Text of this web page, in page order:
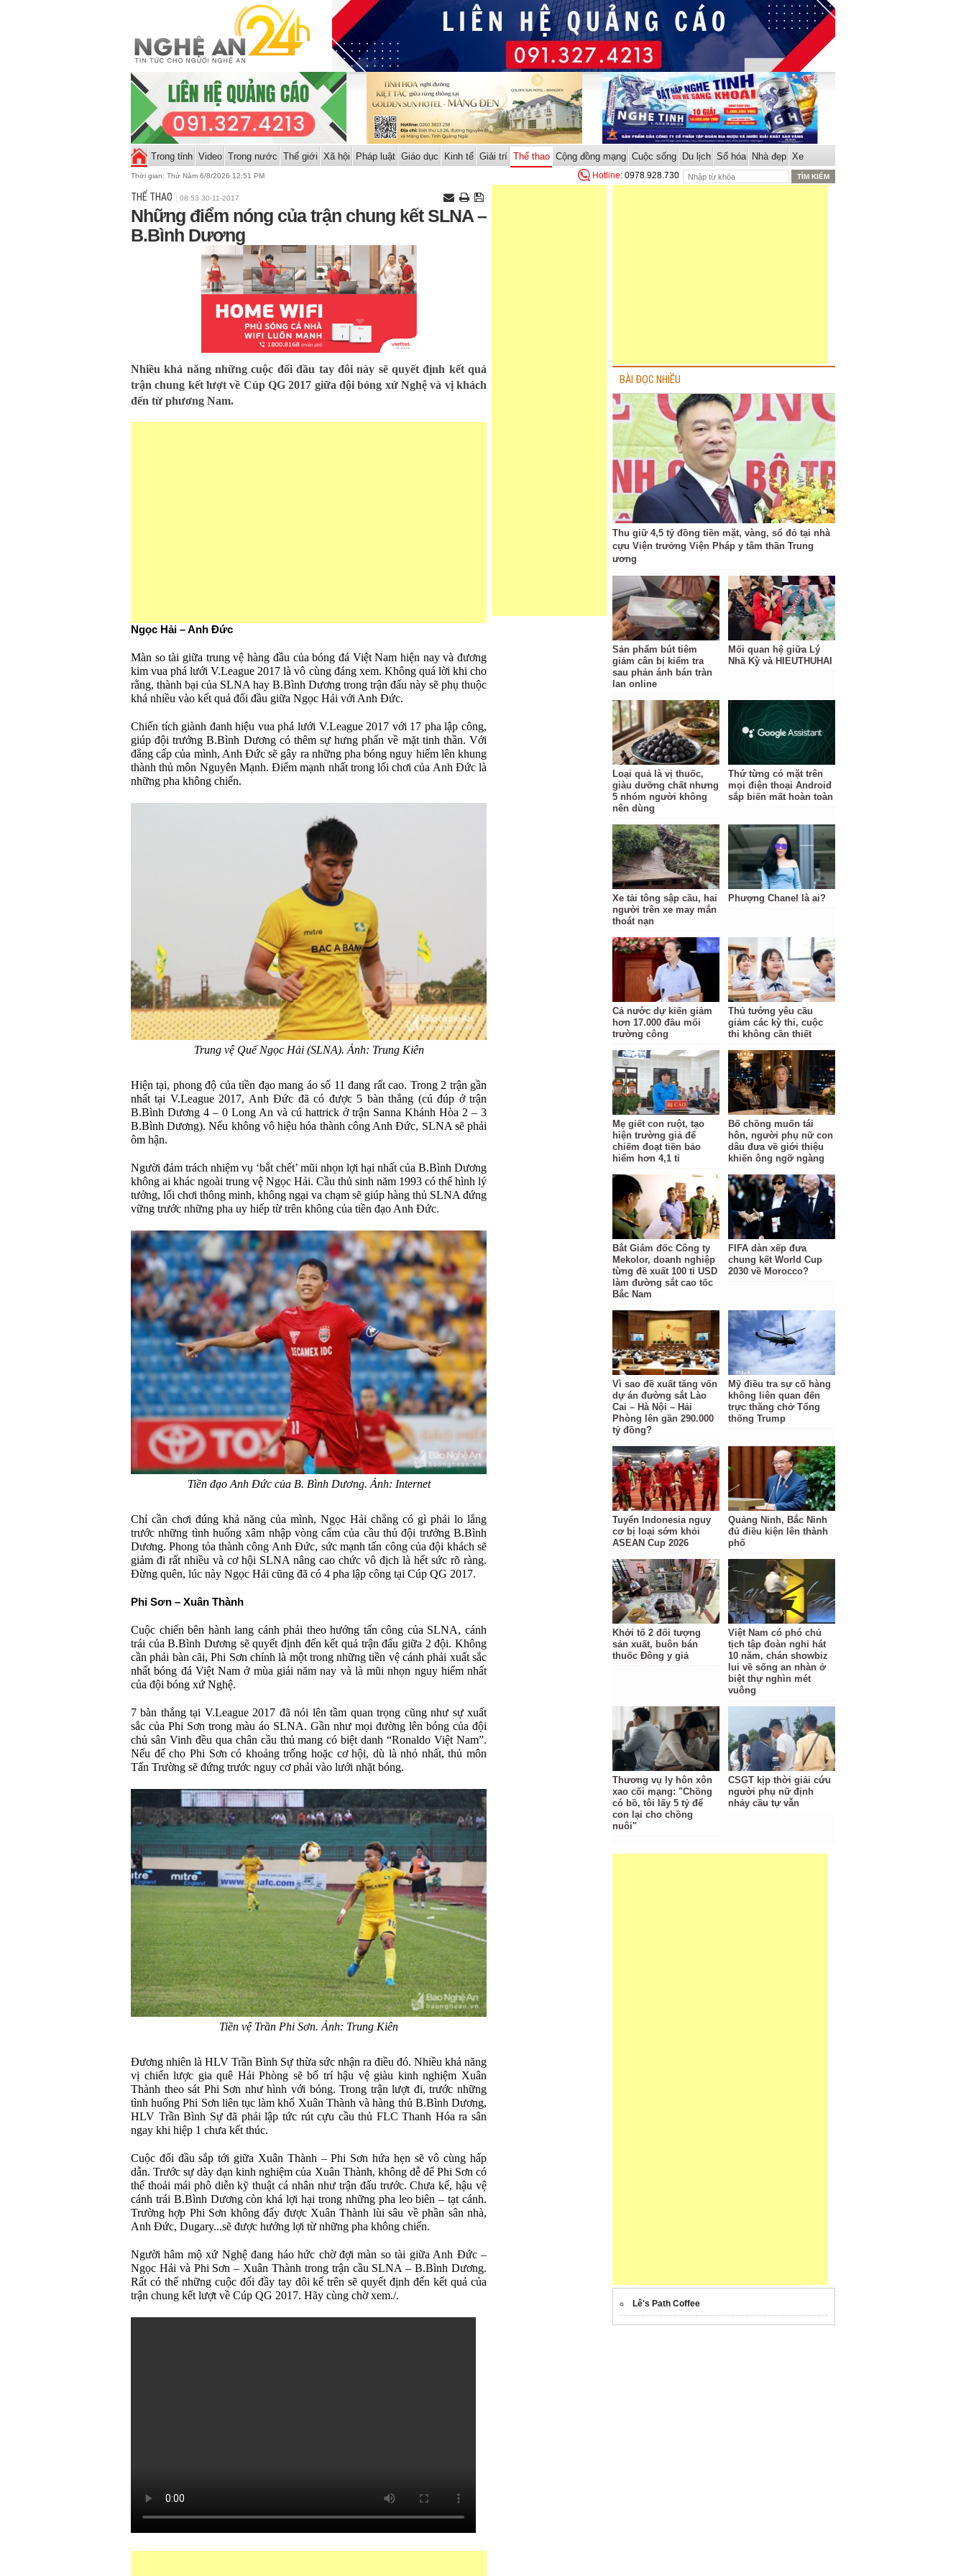
Trong tỉnh Video Trong nước Thế giới Xã hội Pháp luật Giáo dục Kinh tế Giải trí Thể thao Cộng đồng mạng Cuộc sống Du lịch Số hóa Nhà đẹp Xe
Thời gian: Thứ Năm 6/8/2026 12:51 PM Hotline: 0978.928.730
THỂ THAO 08:53 30-11-2017
Những điểm nóng của trận chung kết SLNA –
B.Bình Dương
Nhiều khả năng những cuộc đối đầu tay đôi này sẽ quyết định kết quả
trận chung kết lượt về Cúp QG 2017 giữa đội bóng xứ Nghệ và vị khách
đến từ phương Nam.
Ngọc Hải – Anh Đức
Màn so tài giữa trung vệ hàng đầu của bóng đá Việt Nam hiện nay và đương
kim vua phá lưới V.League 2017 là vô cùng đáng xem. Không quá lời khi cho
rằng, thành bại của SLNA hay B.Bình Dương trong trận đấu này sẽ phụ thuộc
khá nhiều vào kết quả đối đầu giữa Ngọc Hải với Anh Đức.
Chiến tích giành đanh hiệu vua phá lưới V.League 2017 với 17 pha lập công,
giúp đội trưởng B.Bình Dương có thêm sự hưng phấn về mặt tinh thần. Với
đẳng cấp của mình, Anh Đức sẽ gây ra những pha bóng nguy hiểm lên khung
thành thủ môn Nguyên Mạnh. Điểm mạnh nhất trong lối chơi của Anh Đức là
những pha không chiến.
Trung vệ Quế Ngọc Hải (SLNA). Ảnh: Trung Kiên
Hiện tại, phong độ của tiền đạo mang áo số 11 đang rất cao. Trong 2 trận gần
nhất tại V.League 2017, Anh Đức đã có được 5 bàn thắng (cú đúp ở trận
B.Bình Dương 4 – 0 Long An và cú hattrick ở trận Sanna Khánh Hòa 2 – 3
B.Bình Dương). Nếu không vô hiệu hóa thành công Anh Đức, SLNA sẽ phải
ôm hận.
Người đảm trách nhiệm vụ ‘bắt chết’ mũi nhọn lợi hại nhất của B.Bình Dương
không ai khác ngoài trung vệ Ngọc Hải. Cầu thủ sinh năm 1993 có thể hình lý
tưởng, lối chơi thông minh, không ngại va chạm sẽ giúp hàng thủ SLNA đứng
vững trước những pha uy hiếp từ trên không của tiền đạo Anh Đức.
Tiền đạo Anh Đức của B. Bình Dương. Ảnh: Internet
Chỉ cần chơi đúng khả năng của mình, Ngọc Hải chẳng có gì phải lo lắng
trước những tình huống xâm nhập vòng cấm của cầu thủ đội trưởng B.Bình
Dương. Phong tỏa thành công Anh Đức, sức mạnh tấn công của đội khách sẽ
giảm đi rất nhiều và cơ hội SLNA nâng cao chức vô địch là hết sức rõ ràng.
Đừng quên, lúc này Ngọc Hải cũng đã có 4 pha lập công tại Cúp QG 2017.
Phi Sơn – Xuân Thành
Cuộc chiến bên hành lang cánh phải theo hướng tấn công của SLNA, cánh
trái của B.Bình Dương sẽ quyết định đến kết quả trận đấu giữa 2 đội. Không
cần phải bàn cãi, Phi Sơn chính là một trong những tiền vệ cánh phải xuất sắc
nhất bóng đá Việt Nam ở mùa giải năm nay và là mũi nhọn nguy hiểm nhất
của đội bóng xứ Nghệ.
7 bàn thắng tại V.League 2017 đã nói lên tầm quan trọng cũng như sự xuất
sắc của Phi Sơn trong màu áo SLNA. Gần như mọi đường lên bóng của đội
chủ sân Vinh đều qua chân cầu thủ mang có biệt danh “Ronaldo Việt Nam”.
Nếu để cho Phi Sơn có khoảng trống hoặc cơ hội, dù là nhỏ nhất, thủ môn
Tấn Trường sẽ đứng trước nguy cơ phải vào lưới nhặt bóng.
Tiền vệ Trần Phi Sơn. Ảnh: Trung Kiên
Đương nhiên là HLV Trần Bình Sự thừa sức nhận ra điều đó. Nhiều khả năng
vị chiến lược gia quê Hải Phòng sẽ bố trí hậu vệ giàu kinh nghiệm Xuân
Thành theo sát Phi Sơn như hình với bóng. Trong trận lượt đi, trước những
tình huống Phi Sơn liên tục làm khổ Xuân Thành và hàng thủ B.Bình Dương,
HLV Trần Bình Sự đã phải lập tức rút cựu cầu thủ FLC Thanh Hóa ra sân
ngay khi hiệp 1 chưa kết thúc.
Cuộc đối đầu sắp tới giữa Xuân Thành – Phi Sơn hứa hẹn sẽ vô cùng hấp
dẫn. Trước sự dày dạn kinh nghiệm của Xuân Thành, không dễ để Phi Sơn có
thể thoải mái phô diễn kỹ thuật cá nhân như trận đấu trước. Chưa kể, hậu vệ
cánh trái B.Bình Dương còn khá lợi hại trong những pha leo biên – tạt cánh.
Trường hợp Phi Sơn không đẩy được Xuân Thành lùi sâu về phần sân nhà,
Anh Đức, Dugary...sẽ được hưởng lợi từ những pha không chiến.
Người hâm mộ xứ Nghệ đang háo hức chờ đợi màn so tài giữa Anh Đức –
Ngọc Hải và Phi Sơn – Xuân Thành trong trận cầu SLNA – B.Bình Dương.
Rất có thể những cuộc đối đầy tay đôi kể trên sẽ quyết định đến kết quả của
trận chung kết lượt về Cúp QG 2017. Hãy cùng chờ xem./.
BÀI ĐỌC NHIỀU
Thu giữ 4,5 tỷ đồng tiền mặt, vàng, sổ đỏ tại nhà
cựu Viện trưởng Viện Pháp y tâm thần Trung
ương
Sản phẩm bút tiêm
giảm cân bị kiểm tra
sau phản ánh bán tràn
lan online
Mối quan hệ giữa Lý
Nhã Kỳ và HIEUTHUHAI
Loại quả là vị thuốc,
giàu dưỡng chất nhưng
5 nhóm người không
nên dùng
Thứ từng có mặt trên
mọi điện thoại Android
sắp biến mất hoàn toàn
Xe tải tông sập cầu, hai
người trên xe may mắn
thoát nạn
Phượng Chanel là ai?
Cả nước dự kiến giảm
hơn 17.000 đầu mối
trường công
Thủ tướng yêu cầu
giảm các kỳ thi, cuộc
thi không cần thiết
Mẹ giết con ruột, tạo
hiện trường giả để
chiếm đoạt tiền bảo
hiểm hơn 4,1 tỉ
Bố chồng muốn tái
hôn, người phụ nữ con
dâu đưa về giới thiệu
khiến ông ngỡ ngàng
Bắt Giám đốc Công ty
Mekolor, doanh nghiệp
từng đề xuất 100 tỉ USD
làm đường sắt cao tốc
Bắc Nam
FIFA dàn xếp đưa
chung kết World Cup
2030 về Morocco?
Vì sao đề xuất tăng vốn
dự án đường sắt Lào
Cai – Hà Nội – Hải
Phòng lên gần 290.000
tỷ đồng?
Mỹ điều tra sự cố hàng
không liên quan đến
trực thăng chở Tổng
thống Trump
Tuyển Indonesia nguy
cơ bị loại sớm khỏi
ASEAN Cup 2026
Quảng Ninh, Bắc Ninh
đủ điều kiện lên thành
phố
Khởi tố 2 đối tượng
sản xuất, buôn bán
thuốc Đông y giả
Việt Nam có phó chủ
tịch tập đoàn nghỉ hát
10 năm, chán showbiz
lui về sống an nhàn ở
biệt thự nghìn mét
vuông
Thương vụ ly hôn xôn
xao cõi mạng: "Chồng
có bồ, tôi lấy 5 tỷ để
con lại cho chồng
nuôi"
CSGT kịp thời giải cứu
người phụ nữ định
nhảy cầu tự vẫn
Lê's Path Coffee